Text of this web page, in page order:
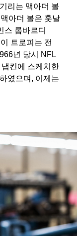
리는 맥아더 볼
아더 볼은 훗날
스 롬바르디
트로피는 전
년 당시 NFL
킨에 스케치한
였으며, 이제는